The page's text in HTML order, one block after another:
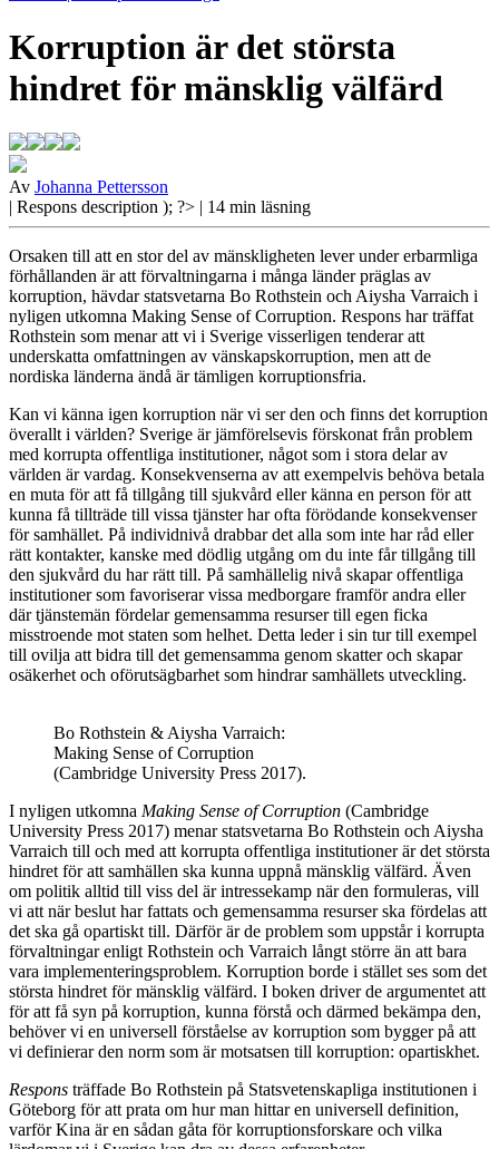
Korruption är det största
hindret för mänsklig välfärd
Av Johanna Pettersson
| Respons description ); ?> | 14 min läsning
Orsaken till att en stor del av mänskligheten lever under erbarmliga
förhållanden är att förvaltningarna i många länder präglas av
korruption, hävdar statsvetarna Bo Rothstein och Aiysha Varraich i
nyligen utkomna Making Sense of Corruption. Respons har träffat
Rothstein som menar att vi i Sverige visserligen tenderar att
underskatta omfattningen av vänskapskorruption, men att de
nordiska länderna ändå är tämligen korruptionsfria.
Kan vi känna igen korruption när vi ser den och finns det korruption
överallt i världen? Sverige är jämförelsevis förskonat från problem
med korrupta offentliga institutioner, något som i stora delar av
världen är vardag. Konsekvenserna av att exempelvis behöva betala
en muta för att få tillgång till sjukvård eller känna en person för att
kunna få tillträde till vissa tjänster har ofta förödande konsekvenser
för samhället. På individnivå drabbar det alla som inte har råd eller
rätt kontakter, kanske med dödlig utgång om du inte får tillgång till
den sjukvård du har rätt till. På samhällelig nivå skapar offentliga
institutioner som favoriserar vissa medborgare framför andra eller
där tjänstemän fördelar gemensamma resurser till egen ficka
misstroende mot staten som helhet. Detta leder i sin tur till exempel
till ovilja att bidra till det gemensamma genom skatter och skapar
osäkerhet och oförutsägbarhet som hindrar samhällets utveckling.
Bo Rothstein & Aiysha Varraich:
Making Sense of Corruption
(Cambridge University Press 2017).
I nyligen utkomna Making Sense of Corruption (Cambridge
University Press 2017) menar statsvetarna Bo Rothstein och Aiysha
Varraich till och med att korrupta offentliga institutioner är det största
hindret för att samhällen ska kunna uppnå mänsklig välfärd. Även
om politik alltid till viss del är intressekamp när den formuleras, vill
vi att när beslut har fattats och gemensamma resurser ska fördelas att
det ska gå opartiskt till. Därför är de problem som uppstår i korrupta
förvaltningar enligt Rothstein och Varraich långt större än att bara
vara implementeringsproblem. Korruption borde i stället ses som det
största hindret för mänsklig välfärd. I boken driver de argumentet att
för att få syn på korruption, kunna förstå och därmed bekämpa den,
behöver vi en universell förståelse av korruption som bygger på att
vi definierar den norm som är motsatsen till korruption: opartiskhet.
Respons träffade Bo Rothstein på Statsvetenskapliga institutionen i
Göteborg för att prata om hur man hittar en universell definition,
varför Kina är en sådan gåta för korruptionsforskare och vilka